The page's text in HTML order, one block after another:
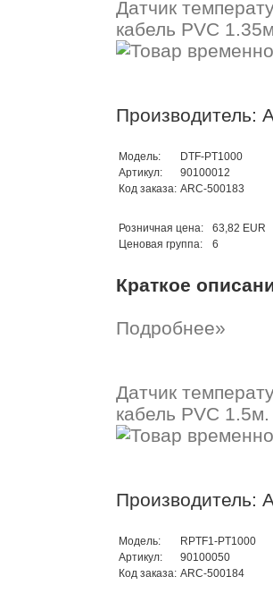
Датчик
кабель PVC
Производитель:
Модель:
DTF-PT1000
Артикул:
90100012
Код заказа: ARC-500183
Розничная цена:
63,82 EUR
Ценовая группа:
6
Краткое
Подробнее»
Датчик
кабель PVC 1.5м.
Производитель:
Модель:
RPTF1-PT1000
Артикул:
90100050
Код заказа: ARC-500184